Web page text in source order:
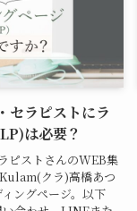
セラピストにラ
は必要？
ピストさんのWEB集
クラ)高橋あつ
ングページ。以下